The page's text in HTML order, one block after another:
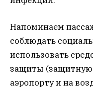
Напоминаем
соблюдать
использовать
защиты (защитную
аэропорту и на